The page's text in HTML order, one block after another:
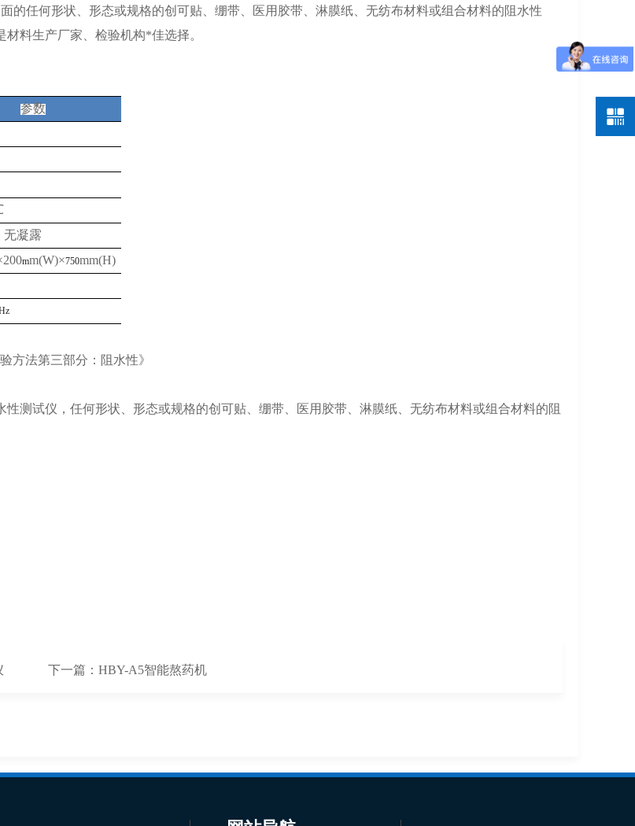
的任何形状、形态或规格的创可贴、绷带、医用胶带、淋膜纸、无纺布材料或组合材料的阻水性
料生产厂家、检验机构*佳选择。
参数
无凝露
mm(W)×750mm(H)
方法第三部分：阻水性》
性测试仪， 任何形状、形态或规格的创可贴、绷带、医用胶带、淋膜纸、无纺布材料或组合材料的阻
下一篇： HBY-A5智能熬药机